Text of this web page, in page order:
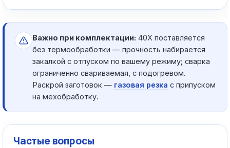
Важно при комплектации: 40Х поставляется
без термообработки — прочность набирается
закалкой с отпуском по вашему режиму; сварка
ограниченно свариваемая, с подогревом.
Раскрой заготовок — газовая резка с припуском
на мехобработку.
Частые вопросы